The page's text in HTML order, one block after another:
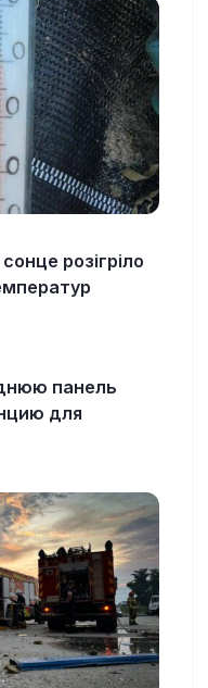
розігріло
панель
для